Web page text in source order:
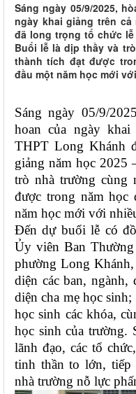
Sáng ngày 05/9/2025,
ngày khai giảng trên
đã long trọng tổ chức lễ
Buổi lễ là dịp thầy và
thành tích đạt được
đầu một năm học mới
Sáng ngày 05/9/
hoan của ngày
THPT Long Khánh
giảng năm học 2025
trò nhà trường cùng
được trong năm
năm học mới với
Đến dự buổi lễ có
Ủy viên Ban
phường Long
diện các ban, ngành,
diện cha mẹ học
học sinh các khóa,
học sinh của trường.
lãnh đạo, các tổ
tinh thần to lớn, tiếp
nhà trường nỗ lực